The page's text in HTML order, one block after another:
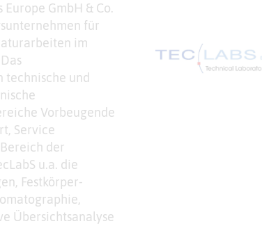
GmbH & Co.
für
im
und
Vorbeugende
Service
der
u.a. die
Festkörper-
Übersichtsanalyse